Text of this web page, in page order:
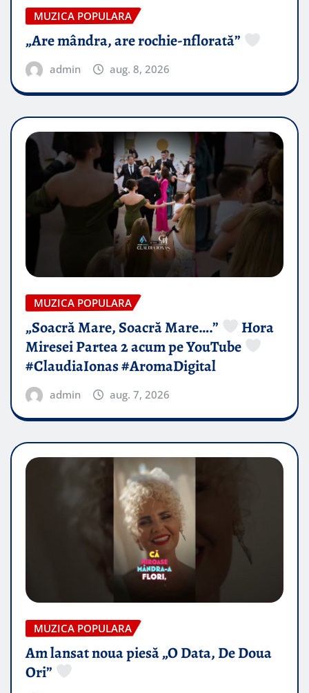
MUZICA POPULARA
„Are mândra, are rochie-nflorată”
admin aug. 8, 2026
MUZICA POPULARA
„Soacră Mare, Soacră Mare….”
Hora
Miresei Partea 2 acum pe YouTube
#ClaudiaIonas #AromaDigital
admin aug. 7, 2026
MUZICA POPULARA
Am lansat noua piesă „O Data, De Doua
Ori”